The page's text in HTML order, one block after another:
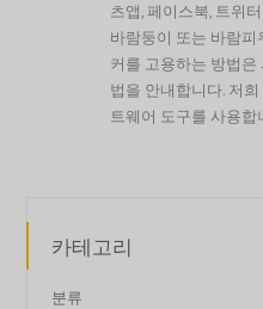
츠앱, 페이스북, 트위
바람둥이 또는 바람피
커를 고용하는 방법
법을 안내합니다. 저
트웨어 도구를 사용합
카테고리
분류